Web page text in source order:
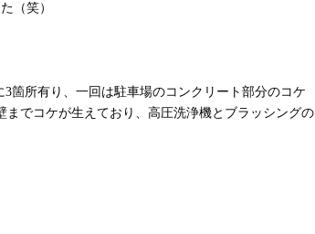
（笑）
箇所有り、一回は駐車場のコンクリート部分のコケ
でコケが生えており、高圧洗浄機とブラッシングの